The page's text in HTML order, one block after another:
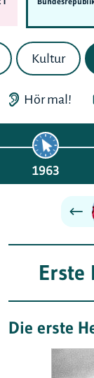
Kultur
Hör mal!
1963
Die erste